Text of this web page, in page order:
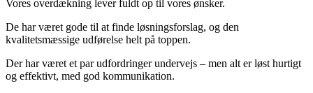
Vores overdækning lever fuldt op til vores ønsker.
De har været gode til at finde løsningsforslag, og den
kvalitetsmæssige udførelse helt på toppen.
Der har været et par udfordringer undervejs – men alt er løst hurtigt
og effektivt, med god kommunikation.